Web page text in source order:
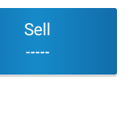
Sell
-----